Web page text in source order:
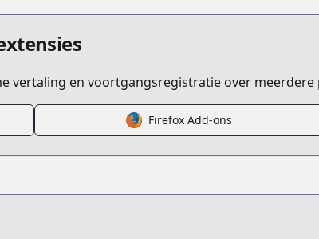
www.cdjapan.co.jp/
demon-king-of-the-frontier-life-reincarnated-
vertaling en voortgangsregistratie over
Firefox Add-ons